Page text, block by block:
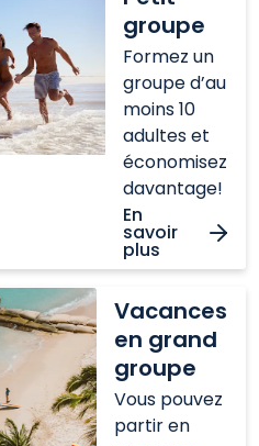
groupe
Formez un
groupe d’au
moins 10
adultes et
économisez
davantage!
En
savoir
plus
Vacances
en grand
groupe
Vous pouvez
partir en